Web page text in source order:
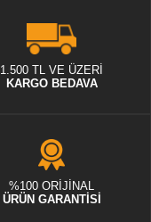
1.500 TL VE ÜZERİ
KARGO BEDAVA
%100 ORİJİNAL
ÜRÜN GARANTİSİ